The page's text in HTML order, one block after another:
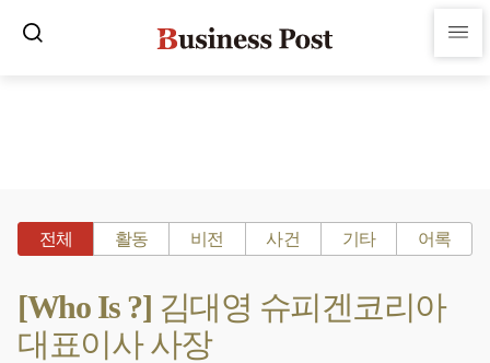
전체 활동 비전 사건 기타 어록
[Who Is ?] 김대영 슈피겐코리아
대표이사 사장